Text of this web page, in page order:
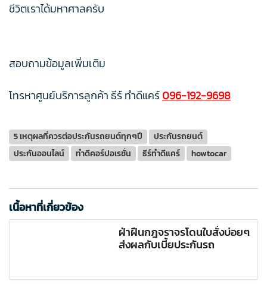
ชีวิตเราได้มหาศาลครับ
สอบถามข้อมูลเพิ่มเติม
โทรหาศูนย์บริการลูกค้า ธีร์ ทำดีแคร์096-192-9698
5 เหตุผลที่ควรต่อประกันรถยนต์ทุกๆปี
ประกันรถยนต์
ประกันออนไลน์
ทำดีคอร์ปอเรชั่น ธีร์ทำดีแคร์ howtocar
เนื้อหาที่เกี่ยวข้อง
ฝ่าฝืนกฎจราจรโดนใบสั่งบ่อยๆ
ส่งผลกับเบี้ยประกันรถ